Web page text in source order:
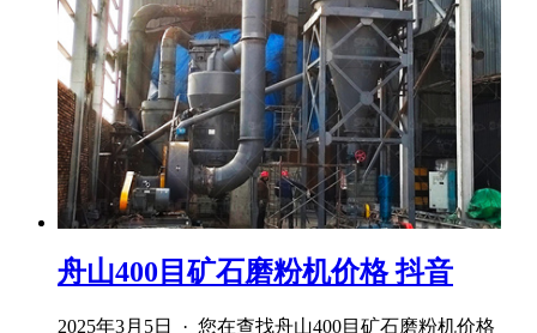
舟山400目矿石磨粉机价格 抖音
2025年3月5日 · 您在查找舟山400目矿石磨粉机价格